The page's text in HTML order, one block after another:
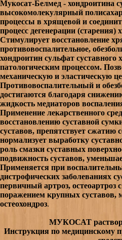
Мукосат-Белмед - хондроитина
высокомолекулярный
процессы в хрящевой и
процесс дегенерации
Стимулирует восстановление
противовоспалительное,
хондроитин сульфат
патологическим процессом.
механическую и эластическую
Противовоспалительный и
достигаются благодаря
жидкость медиаторов
Применение лекарственного
восстановлению суставной
суставов, препятствует сжатию
нормализует выработку
роль смазки суставных
подвижность суставов,
Применяется при
дистрофических заболеваниях
первичный артроз,
поражением крупных суставов,
остеохондроз.
МУКОСАТ раствор
Инструкция по медицинскому